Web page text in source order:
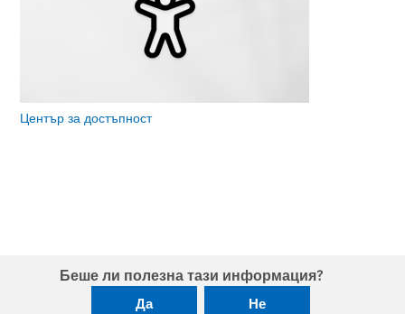
Център за достъпност
Беше ли полезна тази информация?
Да Не